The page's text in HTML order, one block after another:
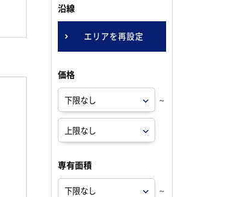
沿線
エリアを再設定
価格
～
専有面積
～